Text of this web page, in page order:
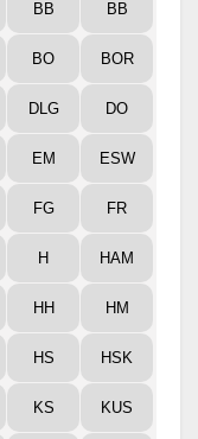
BB BB
BO BOR
DLG DO
EM ESW
FG FR
H HAM
HH HM
HS HSK
KS KUS